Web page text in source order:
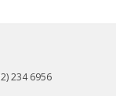
234 6956